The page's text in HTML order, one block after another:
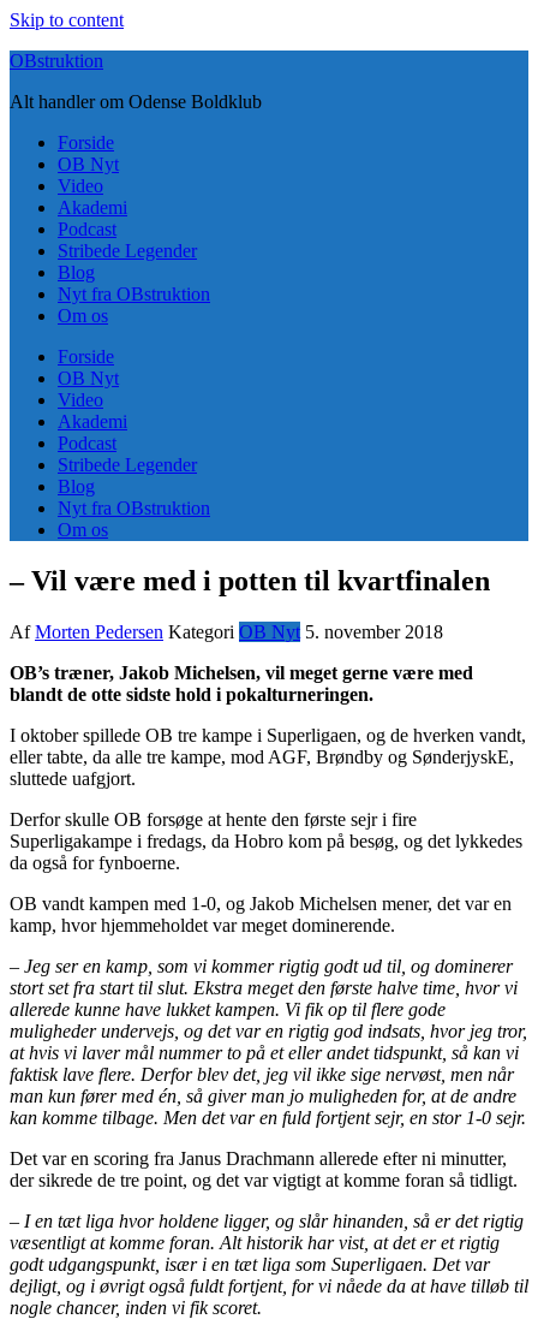
Skip to content
OBstruktion
Alt handler om Odense Boldklub
Forside
OB Nyt
Video
Akademi
Podcast
Stribede Legender
Blog
Nyt fra OBstruktion
Om os
Forside
OB Nyt
Video
Akademi
Podcast
Stribede Legender
Blog
Nyt fra OBstruktion
Om os
– Vil være med i potten til kvartfinalen
AfMorten Pedersen Kategori OB Nyt 5. november 2018
OB’s træner, Jakob Michelsen, vil meget gerne være med
blandt de otte sidste hold i pokalturneringen.
I oktober spillede OB tre kampe i Superligaen, og de hverken vandt,
eller tabte, da alle tre kampe, mod AGF, Brøndby og SønderjyskE,
sluttede uafgjort.
Derfor skulle OB forsøge at hente den første sejr i fire
Superligakampe i fredags, da Hobro kom på besøg, og det lykkedes
da også for fynboerne.
OB vandt kampen med 1-0, og Jakob Michelsen mener, det var en
kamp, hvor hjemmeholdet var meget dominerende.
– Jeg ser en kamp, som vi kommer rigtig godt ud til, og dominerer
stort set fra start til slut. Ekstra meget den første halve time, hvor vi
allerede kunne have lukket kampen. Vi fik op til flere gode
muligheder undervejs, og det var en rigtig god indsats, hvor jeg tror,
at hvis vi laver mål nummer to på et eller andet tidspunkt, så kan vi
faktisk lave flere. Derfor blev det, jeg vil ikke sige nervøst, men når
man kun fører med én, så giver man jo muligheden for, at de andre
kan komme tilbage. Men det var en fuld fortjent sejr, en stor 1-0 sejr.
Det var en scoring fra Janus Drachmann allerede efter ni minutter,
der sikrede de tre point, og det var vigtigt at komme foran så tidligt.
– I en tæt liga hvor holdene ligger, og slår hinanden, så er det rigtig
væsentligt at komme foran. Alt historik har vist, at det er et rigtig
godt udgangspunkt, især i en tæt liga som Superligaen. Det var
dejligt, og i øvrigt også fuldt fortjent, for vi nåede da at have tilløb til
nogle chancer, inden vi fik scoret.